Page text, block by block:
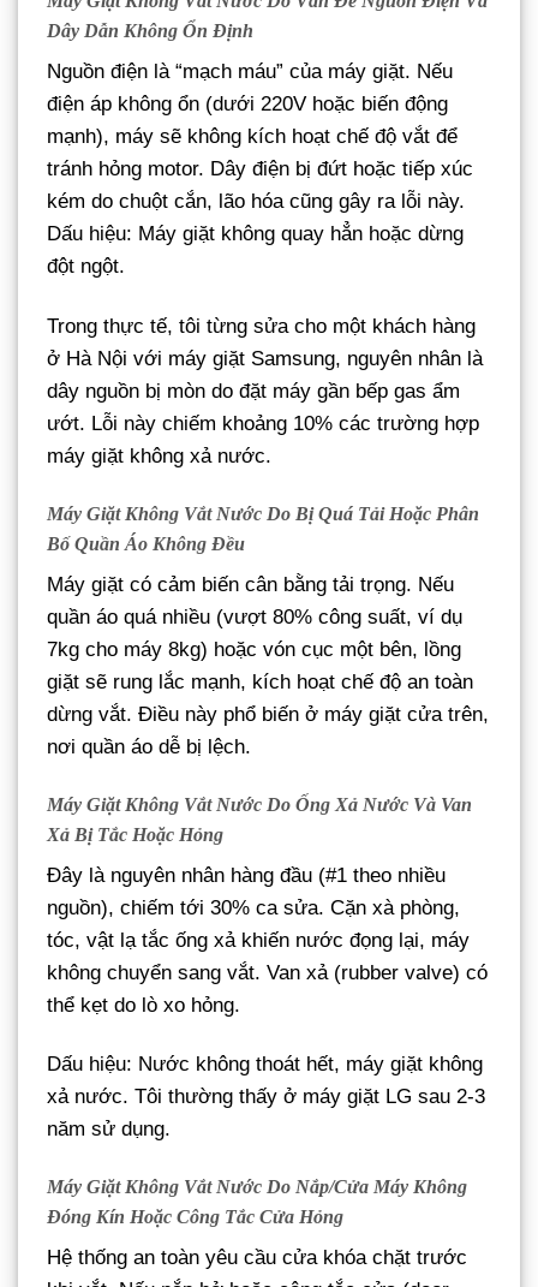
Dây Dẫn Không Ổn Định
Nguồn điện là “mạch máu” của máy giặt. Nếu
điện áp không ổn (dưới 220V hoặc biến động
mạnh), máy sẽ không kích hoạt chế độ vắt để
tránh hỏng motor. Dây điện bị đứt hoặc tiếp xúc
kém do chuột cắn, lão hóa cũng gây ra lỗi này.
Dấu hiệu: Máy giặt không quay hẳn hoặc dừng
đột ngột.
Trong thực tế, tôi từng sửa cho một khách hàng
ở Hà Nội với máy giặt Samsung, nguyên nhân là
dây nguồn bị mòn do đặt máy gần bếp gas ẩm
ướt. Lỗi này chiếm khoảng 10% các trường hợp
máy giặt không xả nước.
Máy Giặt Không Vắt Nước Do Bị Quá Tải Hoặc Phân
Bố Quần Áo Không Đều
Máy giặt có cảm biến cân bằng tải trọng. Nếu
quần áo quá nhiều (vượt 80% công suất, ví dụ
7kg cho máy 8kg) hoặc vón cục một bên, lồng
giặt sẽ rung lắc mạnh, kích hoạt chế độ an toàn
dừng vắt. Điều này phổ biến ở máy giặt cửa trên,
nơi quần áo dễ bị lệch.
Máy Giặt Không Vắt Nước Do Ống Xả Nước Và Van
Xả Bị Tắc Hoặc Hỏng
Đây là nguyên nhân hàng đầu (#1 theo nhiều
nguồn), chiếm tới 30% ca sửa. Cặn xà phòng,
tóc, vật lạ tắc ống xả khiến nước đọng lại, máy
không chuyển sang vắt. Van xả (rubber valve) có
thể kẹt do lò xo hỏng.
Dấu hiệu: Nước không thoát hết, máy giặt không
xả nước. Tôi thường thấy ở máy giặt LG sau 2-3
năm sử dụng.
Máy Giặt Không Vắt Nước Do Nắp/Cửa Máy Không
Đóng Kín Hoặc Công Tắc Cửa Hỏng
Hệ thống an toàn yêu cầu cửa khóa chặt trước